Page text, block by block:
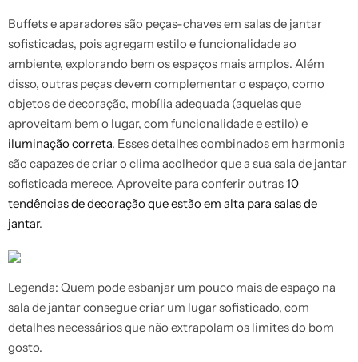
Buffets e aparadores são peças-chaves em salas de jantar
sofisticadas, pois agregam estilo e funcionalidade ao
ambiente, explorando bem os espaços mais amplos. Além
disso, outras peças devem complementar o espaço, como
objetos de decoração, mobília adequada (aquelas que
aproveitam bem o lugar, com funcionalidade e estilo) e
iluminação correta. Esses detalhes combinados em harmonia
são capazes de criar o clima acolhedor que a sua sala de jantar
sofisticada merece. Aproveite para conferir outras10
tendências de decoração que estão em alta para salas de
jantar.
Legenda: Quem pode esbanjar um pouco mais de espaço na
sala de jantar consegue criar um lugar sofisticado, com
detalhes necessários que não extrapolam os limites do bom
gosto.